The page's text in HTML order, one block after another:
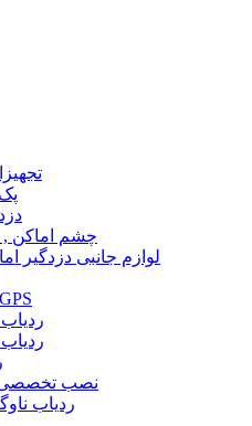
چشم اماکن
لوازم جانبی دزدگیر
ردیاب و جی پی اس GPS
نصب تخصصی
ردیاب